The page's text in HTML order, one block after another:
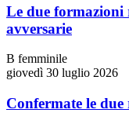
Le due formazioni
avversarie
B femminile
giovedì 30 luglio 2026
Confermate le